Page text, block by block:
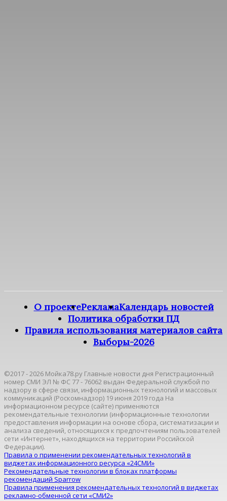
О проектеРекламаКалендарь новостей
Политика обработки ПД
Правила использования материалов сайта
Выборы-2026
©2017 - 2026 Мойка78.ру Главные новости дня Регистрационный
номер СМИ ЭЛ № ФС 77 - 76062 выдан Федеральной службой по
надзору в сфере связи, информационных технологий и массовых
коммуникаций (Роскомнадзор) 19 июня 2019 года На
информационном ресурсе (сайте) применяются
рекомендательные технологии (информационные технологии
предоставления информации на основе сбора, систематизации и
анализа сведений, относящихся к предпочтениям пользователей
сети «Интернет», находящихся на территории Российской
Федерации).
Правила о применении рекомендательных технологий в
виджетах информационного ресурса «24СМИ»
Рекомендательные технологии в блоках платформы
рекомендаций Sparrow
Правила применения рекомендательных технологий в виджетах
рекламно-обменной сети «СМИ2»